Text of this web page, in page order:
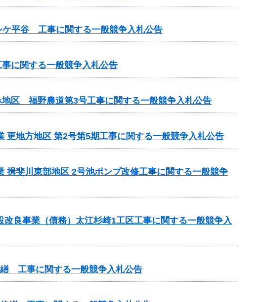
ケ平谷 工事に関する一般競争入札公告
に関する一般競争入札公告
区 福野農道第3号工事に関する一般競争入札公告
更地方地区 第2号第5期工事に関する一般競争入札公告
揖斐川東部地区 2号池ポンプ改修工事に関する一般競争
良事業（債務）太江杉崎1工区工事に関する一般競争入
工事に関する一般競争入札公告